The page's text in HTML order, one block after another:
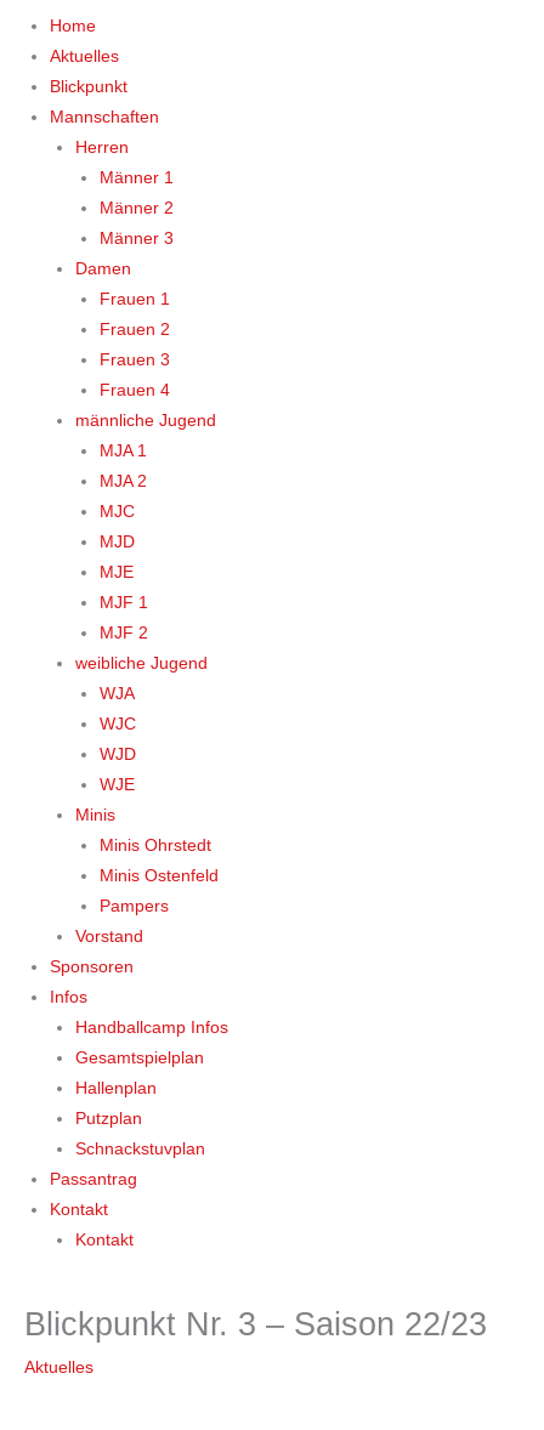
Home
Aktuelles
Blickpunkt
Mannschaften
Herren
Männer 1
Männer 2
Männer 3
Damen
Frauen 1
Frauen 2
Frauen 3
Frauen 4
männliche Jugend
MJA 1
MJA 2
MJC
MJD
MJE
MJF 1
MJF 2
weibliche Jugend
WJA
WJC
WJD
WJE
Minis
Minis Ohrstedt
Minis Ostenfeld
Pampers
Vorstand
Sponsoren
Infos
Handballcamp Infos
Gesamtspielplan
Hallenplan
Putzplan
Schnackstuvplan
Passantrag
Kontakt
Kontakt
Blickpunkt Nr. 3 – Saison 22/23
Aktuelles